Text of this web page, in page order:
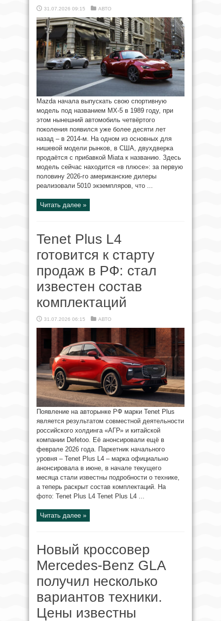
31.07.2026 09:15 АВТО
Mazda начала выпускать свою спортивную
модель под названием MX-5 в 1989 году, при
этом нынешний автомобиль четвёртого
поколения появился уже более десяти лет
назад – в 2014-м. На одном из основных для
нишевой модели рынков, в США, двухдверка
продаётся с прибавкой Miata к названию. Здесь
модель сейчас находится «в плюсе»: за первую
половину 2026-го американские дилеры
реализовали 5010 экземпляров, что ...
Читать далее »
Tenet Plus L4
готовится к старту
продаж в РФ: стал
известен состав
комплектаций
31.07.2026 06:15 АВТО
Появление на авторынке РФ марки Tenet Plus
является результатом совместной деятельности
российского холдинга «АГР» и китайской
компании Defetoo. Её анонсировали ещё в
феврале 2026 года. Паркетник начального
уровня – Tenet Plus L4 – марка официально
анонсировала в июне, в начале текущего
месяца стали известны подробности о технике,
а теперь раскрыт состав комплектаций. На
фото: Tenet Plus L4 Tenet Plus L4 ...
Читать далее »
Новый кроссовер
Mercedes-Benz GLA
получил несколько
вариантов техники.
Цены известны